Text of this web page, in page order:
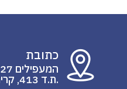
כתובת
.ת.ד 413, קרית אתא